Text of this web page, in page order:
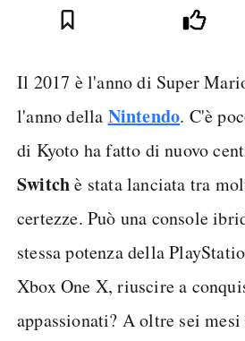
Il 2017 è l'anno di Super
l'anno della Nintendo. C'è
di Kyoto ha fatto di nuovo
Switchè stata lanciata tra
certezze. Può una console
stessa potenza della
Xbox One X, riuscire a
appassionati? A oltre sei